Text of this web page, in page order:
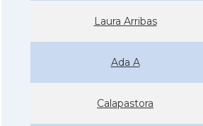
Laura Arribas
Ada A
Calapastora